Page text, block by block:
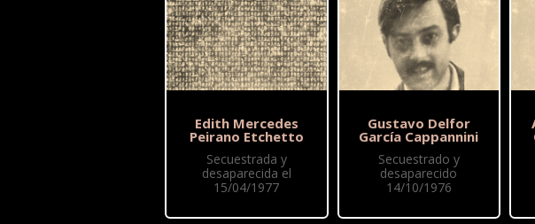
Edith Mercedes
Peirano Etchetto
Secuestrada y
desaparecida el
15/04/1977
Gustavo Delfor
García Cappannini
Secuestrado y
desaparecido
14/10/1976